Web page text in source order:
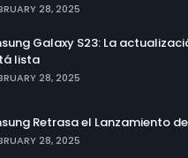
28, 2025
Galaxy S23: La
lista
28, 2025
Retrasa el Lanzamiento de
28, 2025